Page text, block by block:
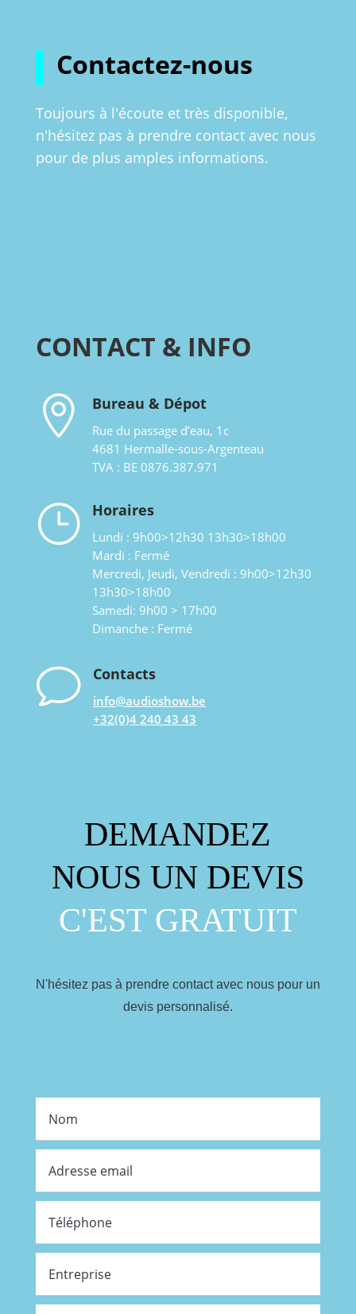
Contactez-nous
Toujours à l'écoute et très disponible,
n'hésitez pas à prendre contact avec nous
pour de plus amples informations.
CONTACT & INFO
 Bureau & Dépot
Rue du passage d’eau, 1c
4681 Hermalle-sous-Argenteau
TVA : BE 0876.387.971
} Horaires
Lundi : 9h00>12h30 13h30>18h00
Mardi : Fermé
Mercredi, Jeudi, Vendredi : 9h00>12h30
13h30>18h00
Samedi: 9h00 > 17h00
Dimanche : Fermé
v Contacts
info@audioshow.be
+32(0)4 240 43 43
DEMANDEZ
NOUS UN DEVIS
C'EST GRATUIT
N'hésitez pas à prendre contact avec nous pour un
devis personnalisé.